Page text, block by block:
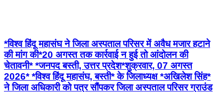
*विश्व हिंदू महासंघ ने जिला अस्पताल परिसर में अवैध मजार हटाने
की मांग की*20 अगस्त तक कार्रवाई न हुई तो आंदोलन की
चेतावनी* *जनपद बस्ती, उत्तर प्रदेश*शुक्रवार, 07 अगस्त
2026* *विश्व हिंदू महासंघ, बस्ती* के जिलाध्यक्ष *अखिलेश सिंह*
ने जिला अधिकारी को पत्र सौंपकर जिला अस्पताल परिसर ग्राउंड